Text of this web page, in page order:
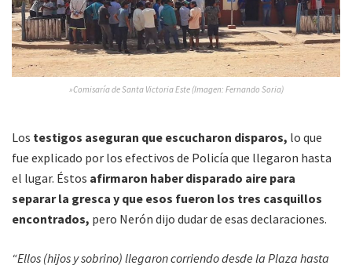
»Comisaría de Santa Victoria Este (Imagen: Fernando Soria)
Los testigos aseguran que escucharon disparos, lo que
fue explicado por los efectivos de Policía que llegaron hasta
el lugar. Éstos afirmaron haber disparado aire para
separar la gresca y que esos fueron los tres casquillos
encontrados, pero Nerón dijo dudar de esas declaraciones.
“Ellos (hijos y sobrino) llegaron corriendo desde la Plaza hasta